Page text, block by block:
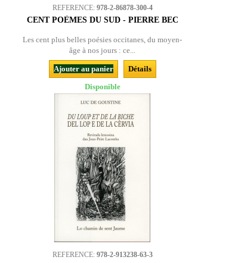
REFERENCE: 978-2-86878-300-4
CENT POÈMES DU SUD - PIERRE BEC
Les cent plus belles poésies occitanes, du moyen-
âge à nos jours : ce...
Ajouter au panier
Détails
Disponible
REFERENCE: 978-2-913238-63-3